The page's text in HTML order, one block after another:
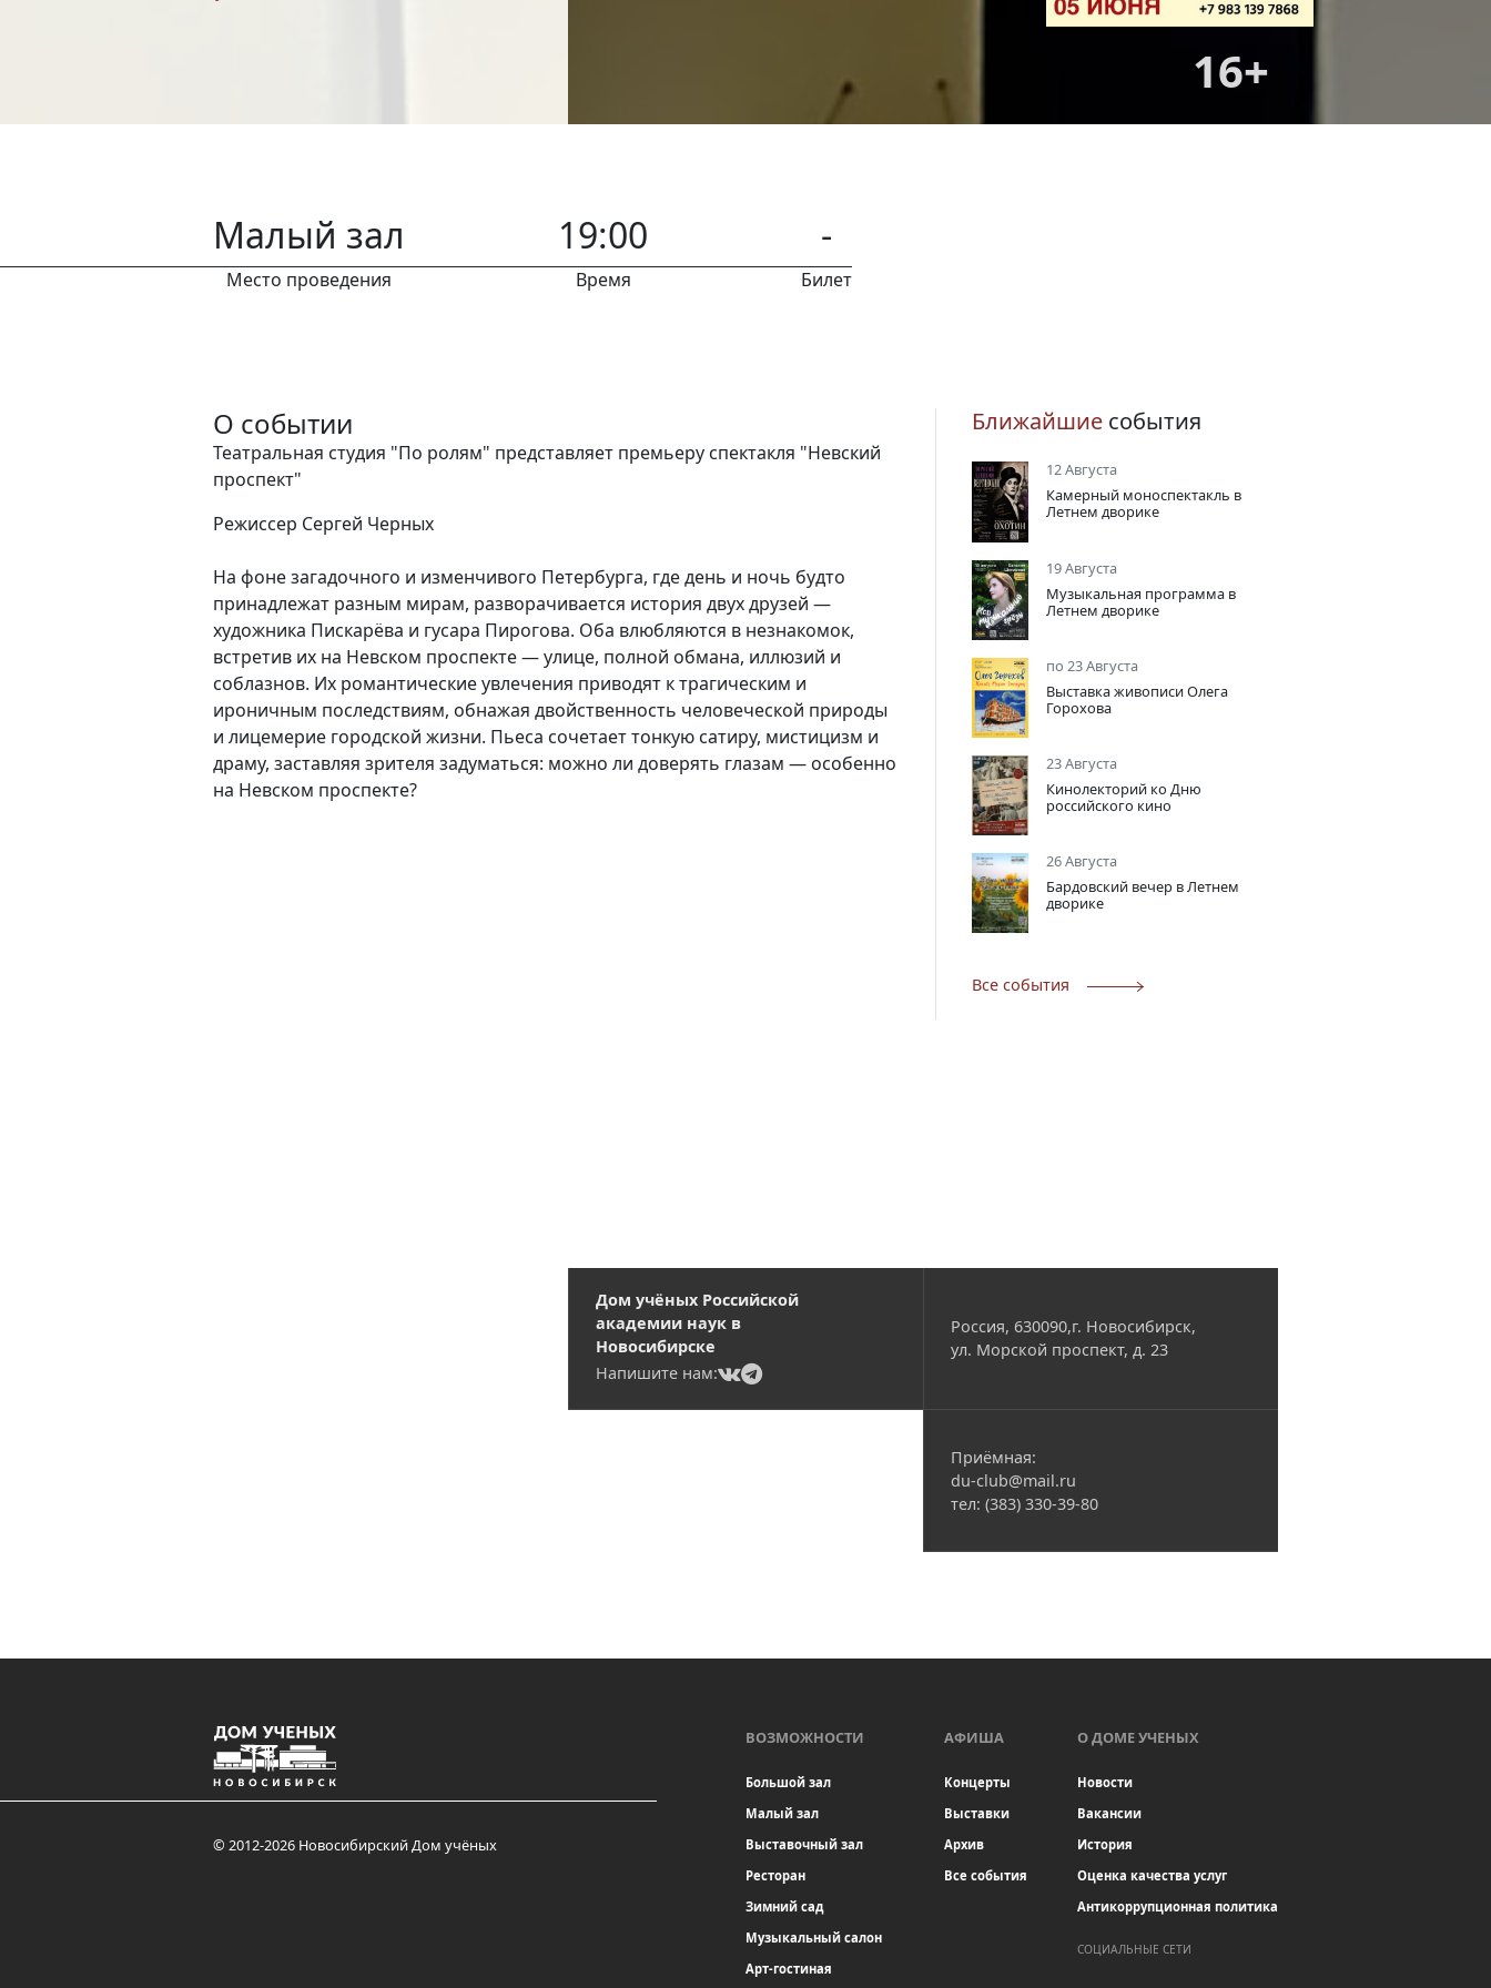
Новости
Наука
16+
Малый зал
Место проведения
19:00
Время
-
Билет
О событии
Театральная студия "По ролям" представляет премьеру спектакля "Невский
проспект"
Режиссер Сергей Черных
На фоне загадочного и изменчивого Петербурга, где день и ночь будто
принадлежат разным мирам, разворачивается история двух друзей —
художника Пискарёва и гусара Пирогова. Оба влюбляются в незнакомок,
встретив их на Невском проспекте — улице, полной обмана, иллюзий и
соблазнов. Их романтические увлечения приводят к трагическим и
ироничным последствиям, обнажая двойственность человеческой природы
и лицемерие городской жизни. Пьеса сочетает тонкую сатиру, мистицизм и
драму, заставляя зрителя задуматься: можно ли доверять глазам — особенно
на Невском проспекте?
Ближайшие события
12 Августа
Камерный моноспектакль в
Летнем дворике
19 Августа
Музыкальная программа в
Летнем дворике
по 23 Августа
Выставка живописи Олега
Горохова
23 Августа
Кинолекторий ко Дню
российского кино
26 Августа
Бардовский вечер в Летнем
дворике
Все события
Дом учёных Российской
академии наук в
Новосибирске
Напишите нам:
(current)
(current)
Россия, 630090,г. Новосибирск,
ул. Морской проспект, д. 23
Приёмная:
du-club@mail.ru
тел: (383) 330-39-80
© 2012-2026 Новосибирский Дом учёных
ВОЗМОЖНОСТИ
Большой зал
Малый зал
Выставочный зал
Ресторан
Зимний сад
Музыкальный салон
Арт-гостиная
АФИША
Концерты
Выставки
Архив
Все события
О ДОМЕ УЧЕНЫХ
Новости
Вакансии
История
Оценка качества услуг
Антикоррупционная политика
СОЦИАЛЬНЫЕ СЕТИ